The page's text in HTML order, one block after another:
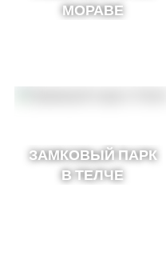
МОРАВЕ
ЗАМКОВЫЙ ПАРК
В ТЕЛЧЕ